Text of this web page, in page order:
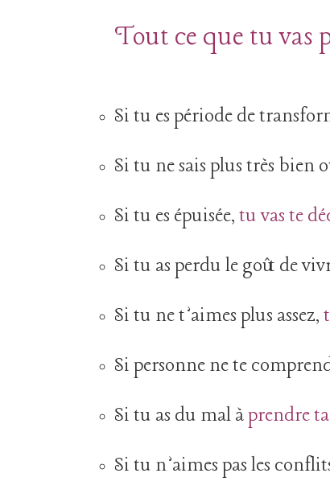
Tout ce que tu vas
Si tu es période de
Si tu ne sais plus très bien
Si tu es épuisée,tu vas te
Si tu as perdu le goût de
Si tu ne t’aimes plus assez,
Si personne ne te
Si tu as du mal àprendre
Si tu n’aimes pas les